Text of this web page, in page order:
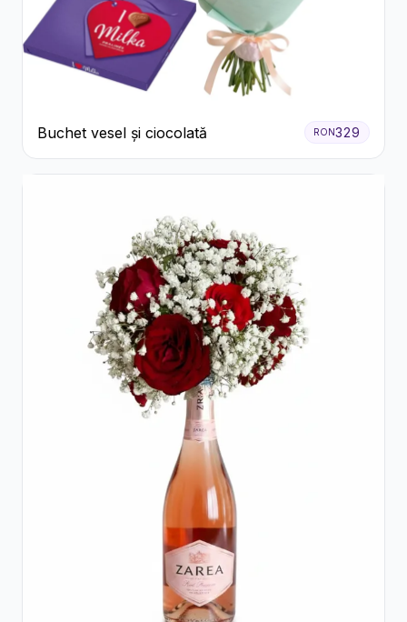
Buchet vesel și ciocolată RON329